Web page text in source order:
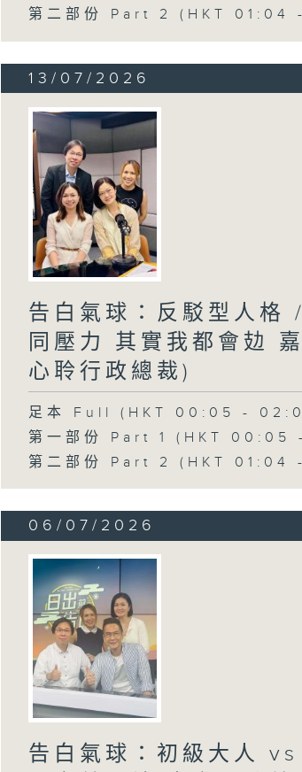
第二部份 Part 2 (HKT 01:04
13/07/2026
告白氣球：反駁型人格
同壓力 其實我都會攰
心聆行政總裁)
足本 Full (HKT 00:05 -
第一部份 Part 1 (HKT 00:05
第二部份 Part 2 (HKT 01:04
06/07/2026
告白氣球：初級大人